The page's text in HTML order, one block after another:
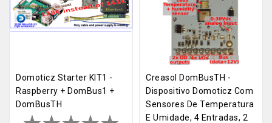
Domoticz Starter KIT1 -
Raspberry + DomBus1 +
DomBusTH
Creasol DomBusTH -
Dispositivo Domoticz Com
Sensores De Temperatura
E Umidade, 4 Entradas, 2